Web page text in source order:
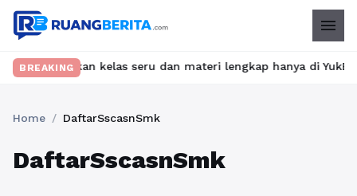
menu
BREAKINGkelas seru dan materi lengkap hanya di
Home / DaftarSscasnSmk
DaftarSscasnSmk